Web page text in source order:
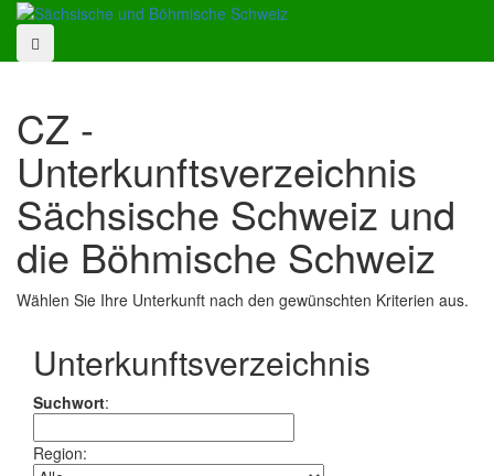
CZ -
Unterkunftsverzeichnis
Sächsische Schweiz und
die Böhmische Schweiz
Wählen Sie Ihre Unterkunft nach den gewünschten Kriterien aus.
Unterkunftsverzeichnis
Suchwort:
Region: